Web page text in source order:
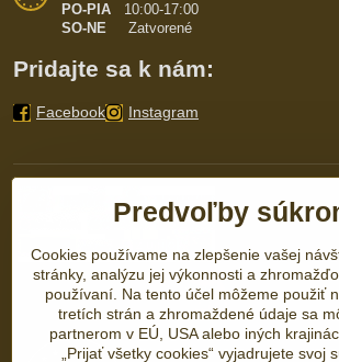
PO-PIA
10:00-17:00
SO-NE Zatvorené
Pridajte sa k nám:
Facebook Instagram
Predvoľby
Cookies používame na zlepšenie vašej
stránky, analýzu jej výkonnosti a
používaní. Na tento účel môžeme použiť
tretích strán a zhromaždené údaje sa
partnerom v EÚ, USA alebo iných
„Prijať všetky cookies“ vyjadrujete svoj